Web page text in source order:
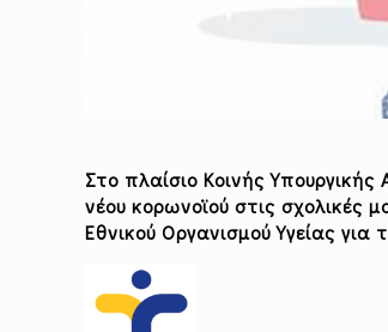
Στο πλαίσιο Κοινής
νέου κορωνοϊού στις
Εθνικού Οργανισμού Υγείας